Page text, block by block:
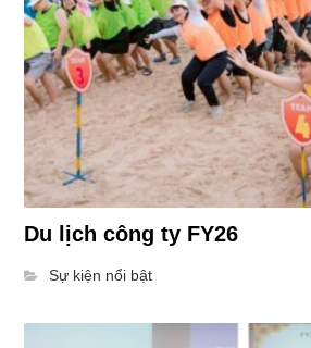
Du lịch công ty FY26
Sự kiện nổi bật